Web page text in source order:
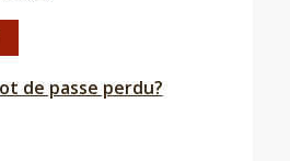
de passe perdu?